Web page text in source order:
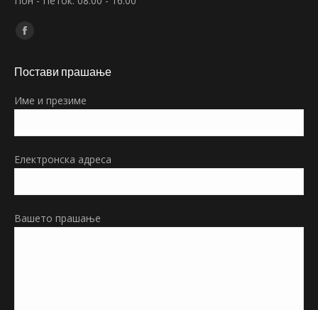
Find us on:
Facebook
opens
new
Постави прашање
Име и презиме
Електронска адреса
Вашето прашање